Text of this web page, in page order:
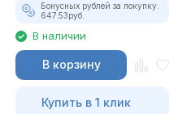
Бонусных рублей за покупку:
647.53руб.
В наличии
В корзину
Купить в 1 клик